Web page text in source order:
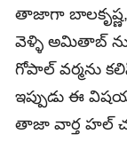
తాజాగా బాలకృష్ణ,
వెళ్ళి అమితాబ్
గోపాల్ వర్మను
ఇప్పుడు ఈ
తాజా వార్త హల్ చల్